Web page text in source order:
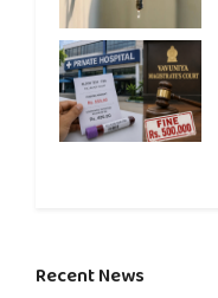
Recent News